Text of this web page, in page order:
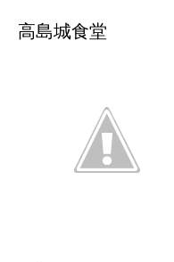
高島城食堂